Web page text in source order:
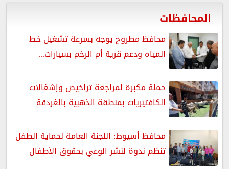
المحافظات
محافظ مطروح يوجه بسرعة تشغيل خط
المياه ودعم قرية أم الرخم بسيارات...
حملة مكبرة لمراجعة تراخيص وإشغالات
الكافتيريات بمنطقة الذهبية بالغردقة
محافظ أسيوط: اللجنة العامة لحماية الطفل
تنظم ندوة لنشر الوعي بحقوق الأطفال